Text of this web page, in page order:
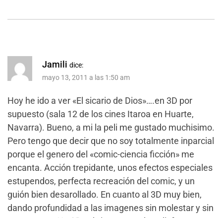
Jamili dice:
mayo 13, 2011 a las 1:50 am
Hoy he ido a ver «El sicario de Dios»….en 3D por
supuesto (sala 12 de los cines Itaroa en Huarte,
Navarra). Bueno, a mi la peli me gustado muchisimo.
Pero tengo que decir que no soy totalmente inparcial
porque el genero del «comic-ciencia ficción» me
encanta. Acción trepidante, unos efectos especiales
estupendos, perfecta recreación del comic, y un
guión bien desarollado. En cuanto al 3D muy bien,
dando profundidad a las imagenes sin molestar y sin